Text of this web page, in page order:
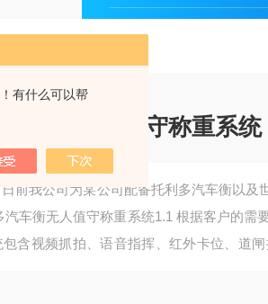
有什么可以帮
汽车衡无人值守称重系统
日前我公司为某公司配备托利多汽车衡以及
汽车衡无人值守称重系统1.1 根据客户的需
包含视频抓拍、语音指挥、红外卡位、道